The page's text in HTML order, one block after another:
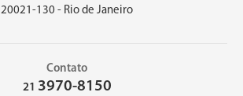
20021-130 - Rio de Janeiro
Contato
21 3970-8150